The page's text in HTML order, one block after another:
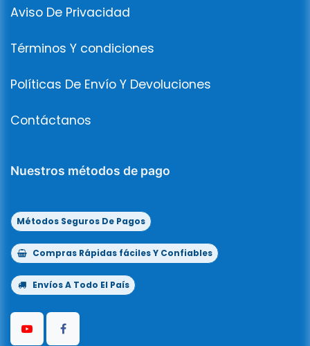
Aviso De Privacidad
Términos Y condiciones
Políticas De Envío Y Devoluciones
Contáctanos
Nuestros métodos de pago
Métodos Seguros De Pagos
Compras Rápidas fáciles Y Confiables
Envíos A Todo El País